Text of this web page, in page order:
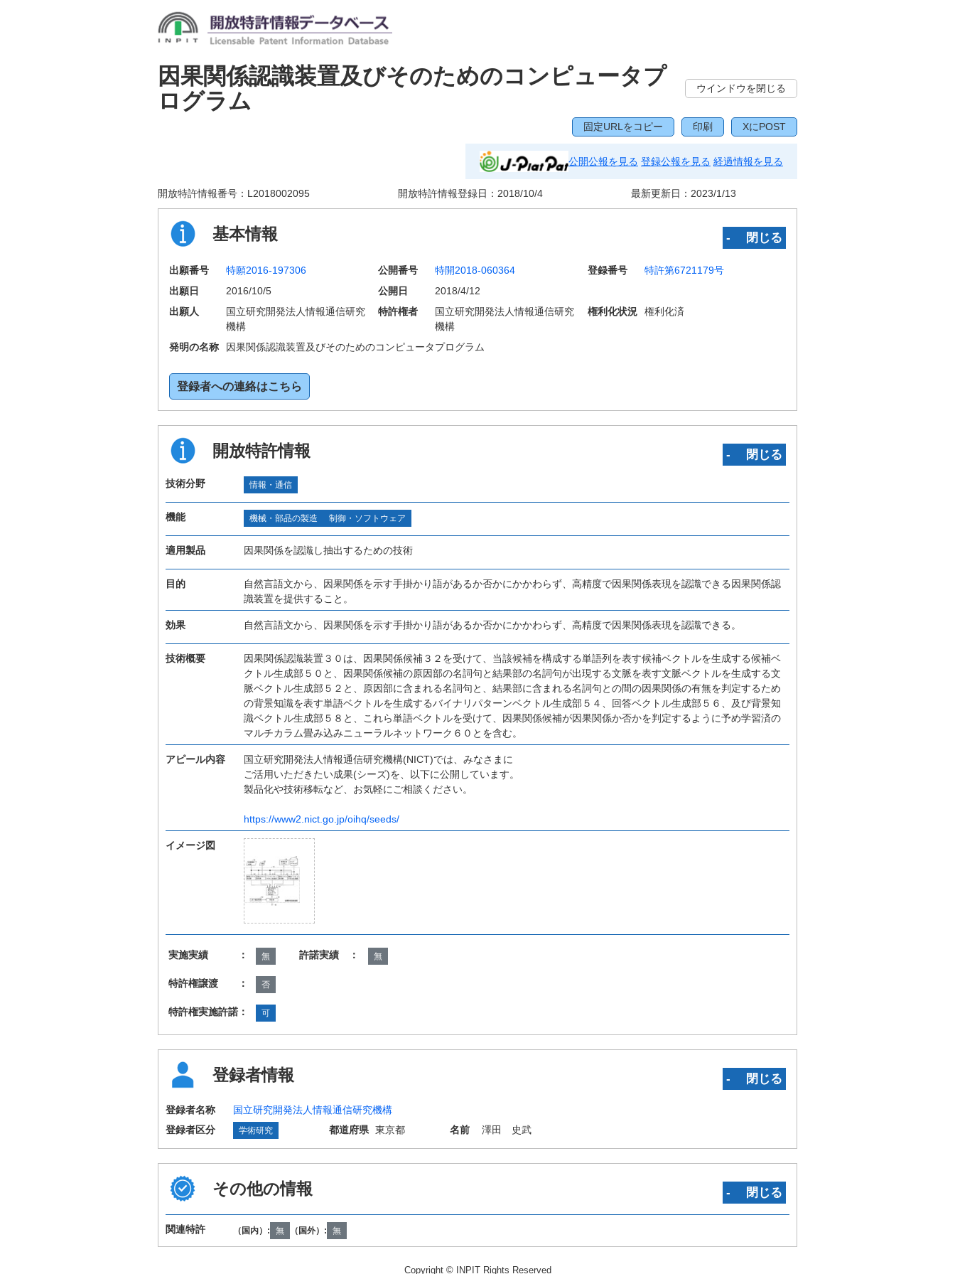
因果関係認識装置及びそのためのコンピュータプ
ログラム
ウインドウを閉じる
固定URLをコピー 印刷 XにPOST
公開公報を見る 登録公報を見る 経過情報を見る
開放特許情報番号： L2018002095 開放特許情報登録日： 2018/10/4 最新更新日： 2023/1/13
基本情報 ‐ 閉じる
出願番号 特願2016-197306 公開番号 特開2018-060364 登録番号
特許第6721179号
出願日
2016/10/5 公開日
2018/4/12
出願人
国立研究開発法人情報通信研究
機構
特許権者
国立研究開発法人情報通信研究
機構
権利化状況 権利化済
発明の名称 因果関係認識装置及びそのためのコンピュータプログラム
登録者への連絡はこちら
開放特許情報 ‐ 閉じる
技術分野 情報・通信
機能 機械・部品の製造 制御・ソフトウェア
適用製品 因果関係を認識し抽出するための技術
目的
自然言語文から、因果関係を示す手掛かり語があるか否かにかかわらず、高精度で因果関係表現を認識できる因果関係認
識装置を提供すること。
効果 自然言語文から、因果関係を示す手掛かり語があるか否かにかかわらず、高精度で因果関係表現を認識できる。
技術概要
因果関係認識装置３０は、因果関係候補３２を受けて、当該候補を構成する単語列を表す候補ベクトルを生成する候補ベ
クトル生成部５０と、因果関係候補の原因部の名詞句と結果部の名詞句が出現する文脈を表す文脈ベクトルを生成する文
脈ベクトル生成部５２と、原因部に含まれる名詞句と、結果部に含まれる名詞句との間の因果関係の有無を判定するため
の背景知識を表す単語ベクトルを生成するバイナリパターンベクトル生成部５４、回答ベクトル生成部５６、及び背景知
識ベクトル生成部５８と、これら単語ベクトルを受けて、因果関係候補が因果関係か否かを判定するように予め学習済の
マルチカラム畳み込みニューラルネットワーク６０とを含む。
アピール内容
国立研究開発法人情報通信研究機構(NICT)では、みなさまに
ご活用いただきたい成果(シーズ)を、以下に公開しています。
製品化や技術移転など、お気軽にご相談ください。
https://www2.nict.go.jp/oihq/seeds/
イメージ図
実施実績 ： 無 許諾実績 ： 無
特許権譲渡 ： 否
特許権実施許諾： 可
登録者情報 ‐ 閉じる
登録者名称
国立研究開発法人情報通信研究機構
登録者区分
学術研究 都道府県 東京都 名前 澤田 史武
その他の情報 ‐ 閉じる
国際特許分類
（IPC第8版）
G06F17/27 G06N5/02